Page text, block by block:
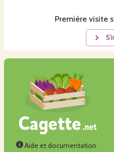
Première visite
Aide et documentation